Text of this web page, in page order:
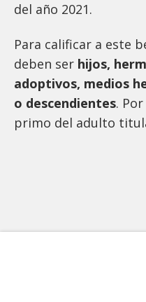
del año 2021.
Para calificar a este
deben ser hijos,
adoptivos, medios
o descendientes.
primo del adulto